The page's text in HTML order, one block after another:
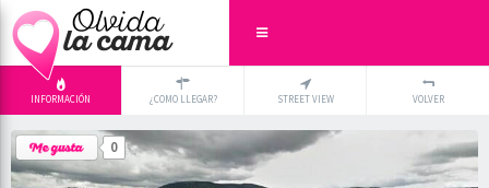
INFORMACIÓN ¿COMO LLEGAR? STREET VIEW VOLVER
0
-